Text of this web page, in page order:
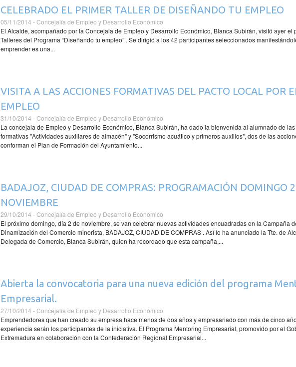
CELEBRADO EL PRIMER TALLER DE DISEÑANDO TU EMPLEO
05/11/2014 - Concejalía de Empleo y Desarrollo Económico
El Alcalde, acompañado por la Concejala de Empleo y Desarrollo Económico, Blanca Subirán, visitó ayer el
Talleres del Programa “Diseñando tu empleo” . Se dirigió a los 42 participantes seleccionados
emprender es una...
VISITA A LAS ACCIONES FORMATIVAS DEL PACTO LOCAL POR
EMPLEO
31/10/2014 - Concejalía de Empleo y Desarrollo Económico
La concejala de Empleo y Desarrollo Económico, Blanca Subirán, ha dado la bienvenida al alumnado de
formativas "Actividades auxiliares de almacén" y "Socorrismo acuático y primeros auxilios", dos de las
conforman el Plan de Formación del Ayuntamiento...
BADAJOZ, CIUDAD DE COMPRAS: PROGRAMACIÓN DOMINGO
NOVIEMBRE
29/10/2014 - Concejalía de Empleo y Desarrollo Económico
El próximo domingo, día 2 de noviembre, se van celebrar nuevas actividades encuadradas en la Campaña
Dinamización del Comercio minorista, BADAJOZ, CIUDAD DE COMPRAS . Así lo ha anunciado la Tte. de
Delegada de Comercio, Blanca Subirán, quien ha recordado que esta campaña,...
Abierta la convocatoria para una nueva edición del programa
Empresarial.
27/10/2014 - Concejalía de Empleo y Desarrollo Económico
Emprendedores que han creado su empresa hace menos de dos años y empresariado con más de cinco
experiencia serán los participantes de la iniciativa. El Programa Mentoring Empresarial, promovido por el
Extremadura en colaboración con la Confederación Regional Empresarial...